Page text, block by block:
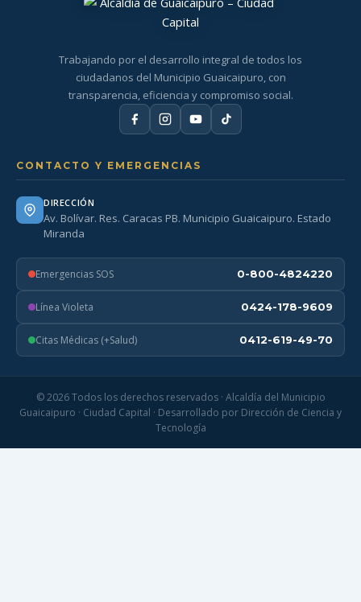
Trabajando por el desarrollo integral de todos los
ciudadanos del Municipio Guaicaipuro, con
transparencia, eficiencia y compromiso social.
CONTACTO Y EMERGENCIAS
DIRECCIÓN
Av. Bolívar. Res. Caracas PB. Municipio Guaicaipuro. Estado
Miranda
Emergencias SOS 0-800-4824220
Línea Violeta 0424-178-9609
Citas Médicas (+Salud) 0412-619-49-70
© 2026 Todos los derechos reservados · Alcaldía del Municipio
Guaicaipuro · Ciudad Capital · Desarrollado por Dirección de Ciencia y
Tecnología